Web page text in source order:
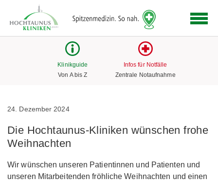
Link
zur
Klinikguide
Von A bis Z
Infos für Notfälle
Zentrale Notaufnahme
24. Dezember 2024
Die Hochtaunus-Kliniken wünschen frohe
Weihnachten
Wir wünschen unseren Patientinnen und Patienten und
unseren Mitarbeitenden fröhliche Weihnachten und einen